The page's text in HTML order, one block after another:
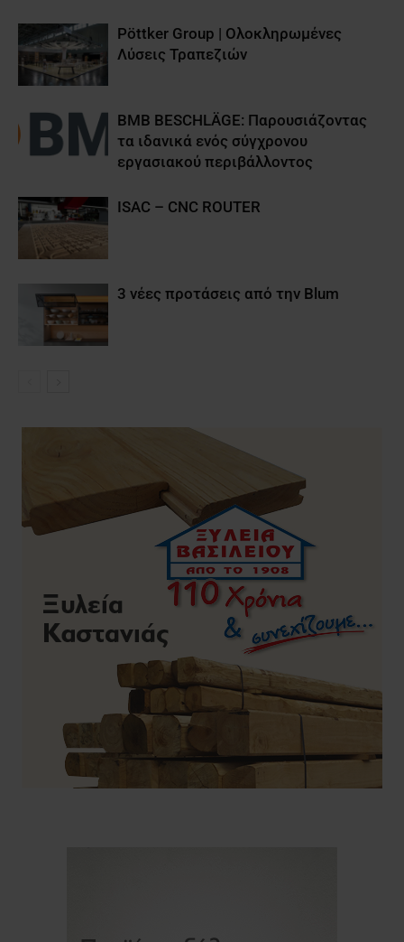
Pöttker Group | Ολοκληρωμένες
Λύσεις Τραπεζιών
BMB BESCHLÄGE: Παρουσιάζοντας
τα ιδανικά ενός σύγχρονου
εργασιακού περιβάλλοντος
ISAC – CNC ROUTER
3 νέες προτάσεις από την Blum